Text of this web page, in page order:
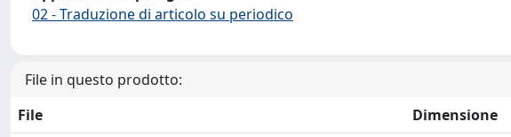
02 - Traduzione di articolo su periodico
File in questo prodotto:
File
Dimensione